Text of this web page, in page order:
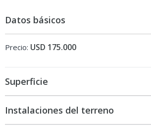
Datos básicos
Precio: USD 175.000
Superficie
Instalaciones del terreno